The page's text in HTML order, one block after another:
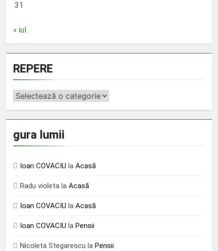
31
« iul.
REPERE
REPERE
gura lumii
Ioan COVACIU la Acasă
Radu violeta la Acasă
Ioan COVACIU la Acasă
Ioan COVACIU la Pensii
Nicoleta Stegarescu la Pensii